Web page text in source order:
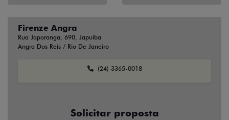
Firenze Angra
Rua Japoranga, 690, Japuíba
Angra Dos Reis / Rio De Janeiro
(24) 3365-0018
Solicitar proposta